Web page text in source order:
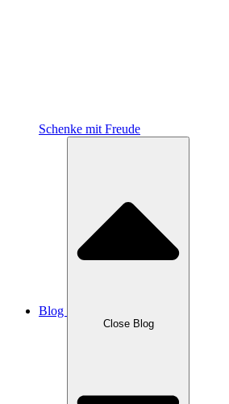
Schenke mit Freude
Blog
Close Blog